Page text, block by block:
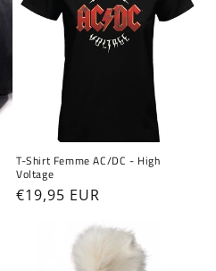
T-Shirt Femme AC/DC - High
Voltage
Prix
€19,95 EUR